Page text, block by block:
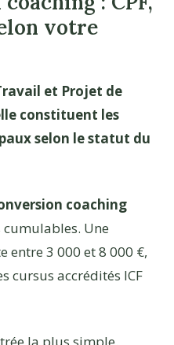
votre
et Projet de
constituent les
selon le statut du
coaching
Une
3 000 et 8 000 €,
cursus accrédités ICF
la plus simple.